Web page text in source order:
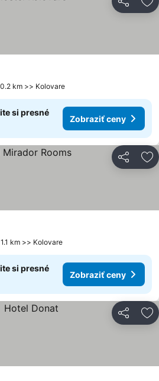
Zdieľať
0.2 km >> Kolovare
si presné
Zobraziť ceny
Zdieľať
ceny
1.1 km >> Kolovare
si presné
Zobraziť ceny
Zdieľať